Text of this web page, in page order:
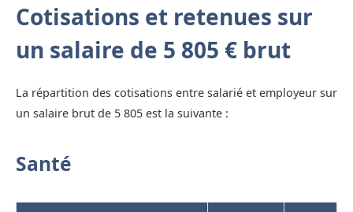
Cotisations et retenues sur
un salaire de 5 805 € brut
La répartition des cotisations entre salarié et employeur sur
un salaire brut de 5 805 est la suivante :
Santé